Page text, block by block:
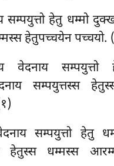
हेतु धम्मो
हेतुपच्चयेन पच्चयो.
वेदनाय सम्पयुत्तो
सम्पयुत्तस्स
सम्पयुत्तो हेतु
हेतुस्स धम्मस्स